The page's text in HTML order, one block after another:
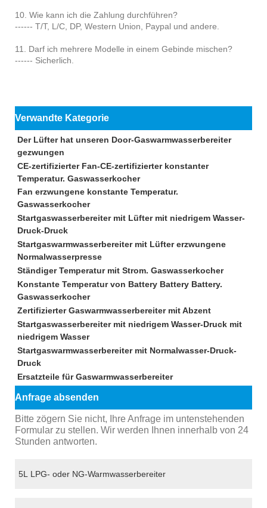
10. Wie kann ich die Zahlung durchführen?
------ T/T, L/C, DP, Western Union, Paypal und andere.
11. Darf ich mehrere Modelle in einem Gebinde mischen?
------ Sicherlich.
Verwandte Kategorie
Der Lüfter hat unseren Door-Gaswarmwasserbereiter
gezwungen
CE-zertifizierter Fan-CE-zertifizierter konstanter
Temperatur. Gaswasserkocher
Fan erzwungene konstante Temperatur.
Gaswasserkocher
Startgaswasserbereiter mit Lüfter mit niedrigem Wasser-
Druck-Druck
Startgaswarmwasserbereiter mit Lüfter erzwungene
Normalwasserpresse
Ständiger Temperatur mit Strom. Gaswasserkocher
Konstante Temperatur von Battery Battery Battery.
Gaswasserkocher
Zertifizierter Gaswarmwasserbereiter mit Abzent
Startgaswasserbereiter mit niedrigem Wasser-Druck mit
niedrigem Wasser
Startgaswarmwasserbereiter mit Normalwasser-Druck-
Druck
Ersatzteile für Gaswarmwasserbereiter
Anfrage absenden
Bitte zögern Sie nicht, Ihre Anfrage im untenstehenden
Formular zu stellen. Wir werden Ihnen innerhalb von 24
Stunden antworten.